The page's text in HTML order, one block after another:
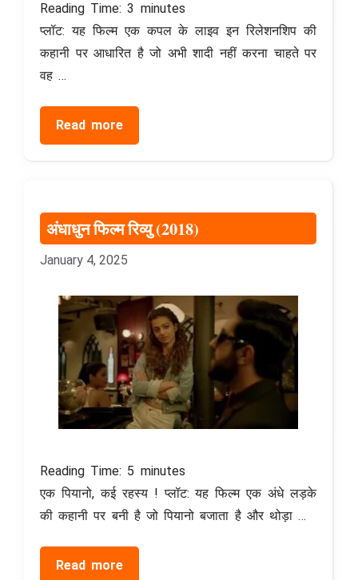
Reading Time:3 minutes
प्लॉट: यह फिल्म एक कपल के लाइव इन रिलेशनशिप की
कहानी पर आधारित है जो अभी शादी नहीं करना चाहते पर
वह …
Read more
अंधाधुन फिल्म रिव्यु (2018)
January 4, 2025
Reading Time: 5 minutes
एक पियानो, कई रहस्य ! प्लॉट: यह फिल्म एक अंधे लड़के
की कहानी पर बनी है जो पियानो बजाता है और थोड़ा …
Read more